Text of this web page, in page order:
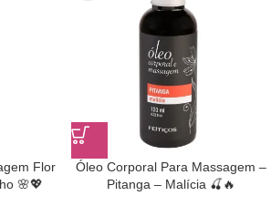
Flor
🌸💖
Óleo Corporal Para Massagem –
Pitanga – Malícia 🍒🔥